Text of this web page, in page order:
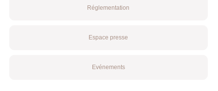
Réglementation
Espace presse
Evénements